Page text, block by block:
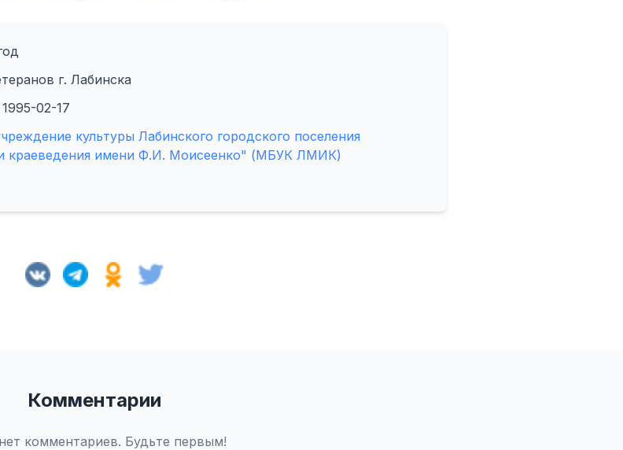
г. Лабинска
1995-02-17
культуры Лабинского городского поселения
краеведения имени Ф.И. Моисеенко" (МБУК ЛМИК)
Комментарии
комментариев. Будьте первым!